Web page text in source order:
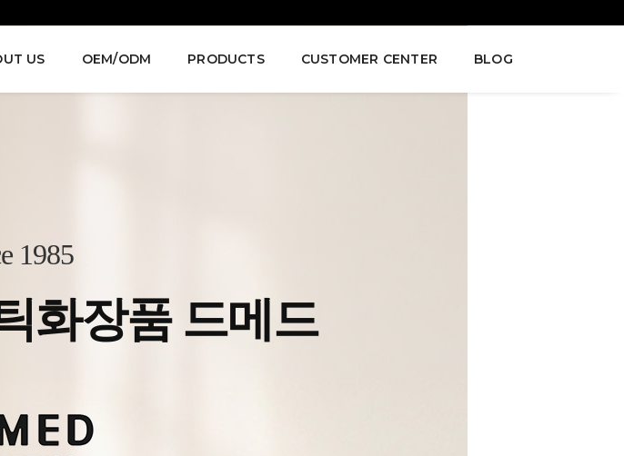
US OEM/ODM PRODUCTS CUSTOMER CENTER BLOG
1985
화장품 드메드